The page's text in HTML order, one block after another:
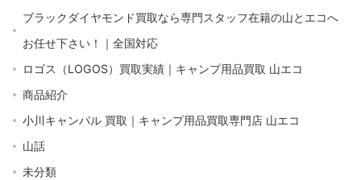
ブラックダイヤモンド買取なら専門スタッフ在籍の山とエコへ
お任せ下さい！｜全国対応
ロゴス（LOGOS）買取実績｜キャンプ用品買取 山エコ
商品紹介
小川キャンパル 買取｜キャンプ用品買取専門店 山エコ
山話
未分類